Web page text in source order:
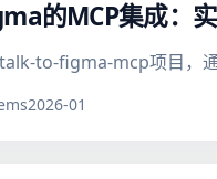
的MCP集成：
to-figma-mcp项目，
2026-01